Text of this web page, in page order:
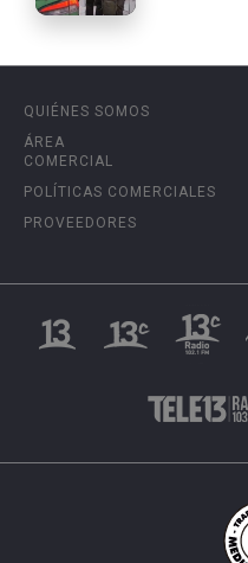
QUIÉNES SOMOS
ÁREA
COMERCIAL
POLÍTICAS COMERCIALES
PROVEEDORES